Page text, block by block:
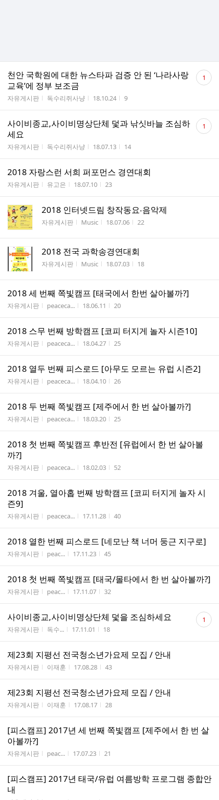
천안 국학원에 대한 뉴스타파 검증 안 된 ‘나라사랑
교육’에 정부 보조금
게시판명
자유게시판 작성자
독수리쥐사냥 작성시간
18.10.24 조회수
9
댓
글 1
사이비종교,사이비명상단체 덫과 낚싯바늘 조심하
세요
게시판명
자유게시판 작성자
독수리쥐사냥 작성시간
18.07.13 조회수
14
댓
글 1
2018 자랑스런 서희 퍼포먼스 경연대회
게시판명
자유게시판 작성자
유고은 작성시간
18.07.10 조회수
23
2018 인터넷드림 창작동요‧음악제
게시판명
자유게시판 작성자
Music 작성시간
18.07.06 조회수
22
2018 전국 과학송경연대회
게시판명
자유게시판 작성자
Music 작성시간
18.07.03 조회수
18
2018 세 번째 쪽빛캠프 [태국에서 한번 살아볼까?]
게시판명
자유게시판 작성자
peaceca... 작성시간
18.06.11 조회수
20
2018 스무 번째 방학캠프 [코피 터지게 놀자 시즌10]
게시판명
자유게시판 작성자
peaceca... 작성시간
18.04.27 조회수
25
2018 열두 번째 피스로드 [아무도 모르는 유럽 시즌2]
게시판명
자유게시판 작성자
peaceca... 작성시간
18.04.10 조회수
26
2018 두 번째 쪽빛캠프 [제주에서 한 번 살아볼까?]
게시판명
자유게시판 작성자
peaceca... 작성시간
18.03.20 조회수
25
2018 첫 번째 쪽빛캠프 후반전 [유럽에서 한 번 살아볼
까?]
게시판명
자유게시판 작성자
peaceca... 작성시간
18.02.03 조회수
52
2018 겨울, 열아홉 번째 방학캠프 [코피 터지게 놀자 시
즌9]
게시판명
자유게시판 작성자
peaceca... 작성시간
17.11.28 조회수
40
2018 열한 번째 피스로드 [네모난 책 너머 둥근 지구로]
게시판명
자유게시판 작성자
peac... 작성시간
17.11.23 조회수
45
2018 첫 번째 쪽빛캠프 [태국/몰타에서 한 번 살아볼까?]
게시판명
자유게시판 작성자
peac... 작성시간
17.11.07 조회수
32
사이비종교,사이비명상단체 덫을 조심하세요
게시판명
자유게시판 작성자
독수... 작성시간
17.11.01 조회수
18
댓
글 1
제23회 지평선 전국청소년가요제 모집 / 안내
게시판명
자유게시판 작성자
이재훈 작성시간
17.08.28 조회수
43
제23회 지평선 전국청소년가요제 모집 / 안내
게시판명
자유게시판 작성자
이재훈 작성시간
17.08.17 조회수
28
[피스캠프] 2017년 세 번째 쪽빛캠프 [제주에서 한 번 살
아볼까?]
게시판명
자유게시판 작성자
peac... 작성시간
17.07.23 조회수
21
[피스캠프] 2017년 태국/유럽 여름방학 프로그램 종합안
내